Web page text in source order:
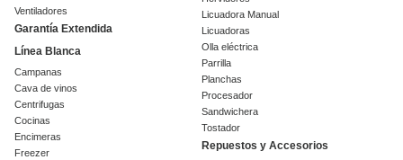
Ventiladores
Garantía Extendida
Línea Blanca
Campanas
Cava de vinos
Centrifugas
Cocinas
Encimeras
Freezer
Licuadora Manual
Licuadoras
Olla eléctrica
Parrilla
Planchas
Procesador
Sandwichera
Tostador
Repuestos y Accesorios